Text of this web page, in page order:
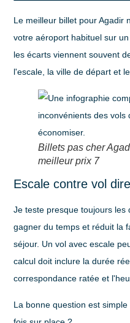
Le meilleur billet pour Agadir
votre aéroport habituel sur
les écarts viennent souvent
l'escale, la ville de départ et
Billets pas cher
meilleur prix 7
Escale contre vol
Je teste presque toujours les
gagner du temps et réduit la
séjour. Un vol avec escale
calcul doit inclure la durée
correspondance ratée et
La bonne question est